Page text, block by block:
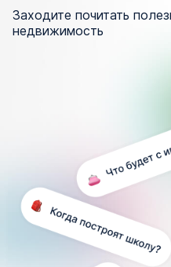
Заходите почитать
недвижимость